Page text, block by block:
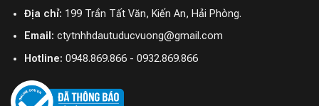
Địa chỉ: 199 Trần Tất Văn, Kiến An, Hải Phòng.
Email: ctytnhhdautuducvuong@gmail.com
Hotline: 0948.869.866 - 0932.869.866